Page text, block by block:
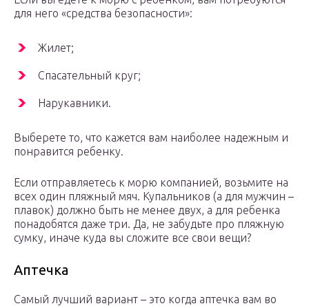
для него «средства безопасности»:
Жилет;
Спасательный круг;
Нарукавники.
Выберете то, что кажется вам наиболее надежным и
понравится ребенку.
Если отправляетесь к морю компанией, возьмите на
всех один пляжный мяч. Купальников (а для мужчин –
плавок) должно быть не менее двух, а для ребенка
понадобятся даже три. Да, не забудьте про пляжную
сумку, иначе куда вы сложите все свои вещи?
Аптечка
Самый лучший вариант – это когда аптечка вам во